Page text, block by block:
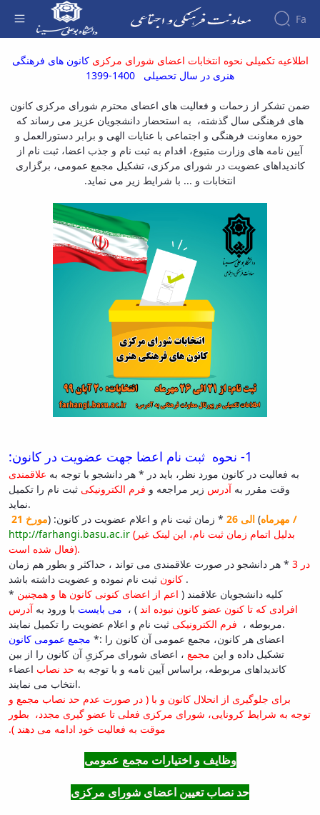
Fa
About
Vice
Chancellor
Goals
and
Responsibilities
Contact
the
Vice-
Chancellery
Organizational
structure
Cultural
Support
Services
مرکزی کانون های فرهنگی در سال تحصیلی
1400-1399 - معاونت فرهنگی
اطلاعیه تکمیلی نحوه انتخابات اعضای شورای مرکزی کانون های فرهنگی
هنری در سال تحصیلی 1400-1399
ضمن تشکر از زحمات و فعالیت های اعضای محترم شورای مرکزی کانون
های فرهنگی سال گذشته، به استحضار دانشجویان عزیز می رساند که
حوزه معاونت فرهنگی و اجتماعی با عنایات الهی و برابر دستورالعمل و
آیین نامه های وزارت متبوع، اقدام به ثبت نام و جذب اعضا، ثبت نام از
کاندیداهای عضویت در شورای مرکزی، تشکیل مجمع عمومی، برگزاری
انتخابات و ... با شرایط زیر می نماید.
1- نحوه ثبت نام اعضا جهت عضویت در کانون:
* هر دانشجو با توجه به علاقمندی
به فعالیت در کانون مورد نظر، باید در
وقت مقرر بهآدرس زیر مراجعه و فرم الکترونیکی ثبت نام را تکمیل
نماید.
* زمان ثبت نام و اعلام عضویت در کانون: (مورخ 21 الی 26 / مهرماه)
http://farhangi.basu.ac.ir (بدلیل اتمام زمان ثبت نام، این لینک غیر
فعال شده است).
* هر دانشجو در صورت علاقمندی می تواند ، حداکثر و بطور هم زمان در 3
کانون ثبت نام نموده و عضویت داشته باشد.
* کلیه دانشجویان علاقمند ( اعم از اعضای کنونی کانون ها و همچنین
افرادی که تا کنون عضو کانون نبوده اند ) ، می بایست با ورود بهآدرس
مربوطه ، فرم الکترونیکی
ثبت نام و اعلام عضویت را تکمیل نمایند.
* مجمع عمومی کانون
: اعضای هر کانون، مجمع عمومی آن کانون را
تشکیل داده و این مجمع ، اعضای شورای مرکزیِ آن کانون را از بین
کاندیداهای مربوطه، براساس آیین نامه و با توجه به حد نصاب اعضاء
انتخاب می نمایند.
( در صورت عدم حد نصاب مجمع و برای جلوگیری از انحلال کانون و با
توجه به شرایط کرونایی، شورای مرکزی فعلی تا عضو گیری مجدد، بطور
موقت به فعالیت خود ادامه می دهند ).
وظایف و اختیارات مجمع عمومی
حد نصاب تعیین اعضای شورای مرکزی